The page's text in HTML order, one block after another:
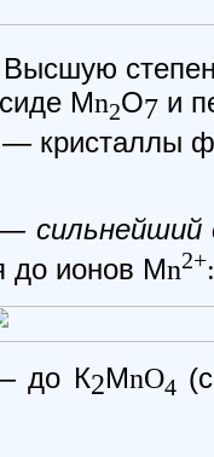
Высшую
Мn2О7 и
кристаллы
сильнейший
до ионов Мn2+:
до К2МnO4